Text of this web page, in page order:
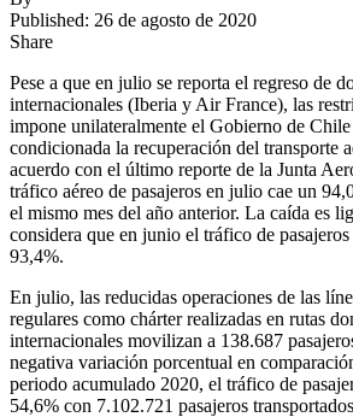
Published: 26 de agosto de 2020
Share
Pese a que en julio se reporta el regreso de
internacionales (Iberia y Air France), las
impone unilateralmente el Gobierno de Chile
condicionada la recuperación del transporte
acuerdo con el último reporte de la Junta
tráfico aéreo de pasajeros en julio cae un
el mismo mes del año anterior. La caída es
considera que en junio el tráfico de
93,4%.
En julio, las reducidas operaciones de las
regulares como chárter realizadas en rutas
internacionales movilizan a 138.687
negativa variación porcentual en
periodo acumulado 2020, el tráfico de
54,6% con 7.102.721 pasajeros